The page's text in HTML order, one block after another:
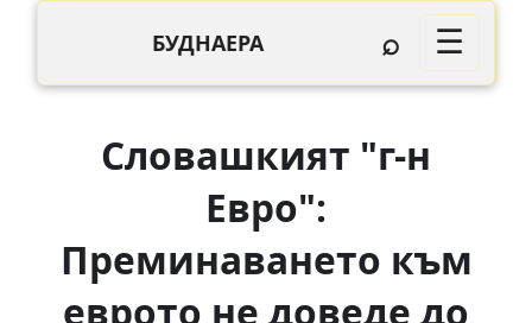
БУДНАЕРА ⌕ ☰
Словашкият "г-н
Евро":
Преминаването към
еврото не доведе до